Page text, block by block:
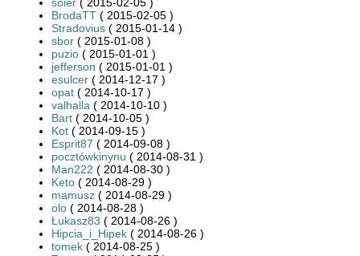
BrodaTT ( 2015-02-05 )
Stradovius ( 2015-01-14 )
sbor ( 2015-01-08 )
puzio ( 2015-01-01 )
jefferson ( 2015-01-01 )
esulcer ( 2014-12-17 )
opat ( 2014-10-17 )
valhalla ( 2014-10-10 )
Bart ( 2014-10-05 )
Kot ( 2014-09-15 )
Esprit87 ( 2014-09-08 )
pocztówkinynu ( 2014-08-31 )
Man222 ( 2014-08-30 )
Keto ( 2014-08-29 )
mamusz ( 2014-08-29 )
olo ( 2014-08-28 )
Łukasz83 ( 2014-08-26 )
Hipcia_i_Hipek ( 2014-08-26 )
tomek ( 2014-08-25 )